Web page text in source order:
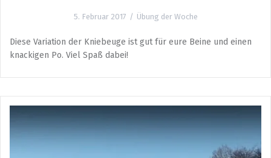
5. Februar 2017 Übung der Woche
Diese Variation der Kniebeuge ist gut für eure Beine und einen
knackigen Po. Viel Spaß dabei!